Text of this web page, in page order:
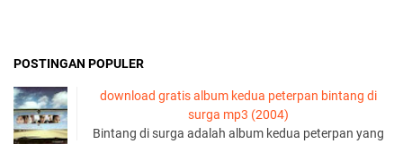
POSTINGAN POPULER
download gratis album kedua peterpan bintang di
surga mp3 (2004)
Bintang di surga adalah album kedua peterpan yang